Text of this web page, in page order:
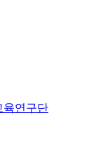
육연구단